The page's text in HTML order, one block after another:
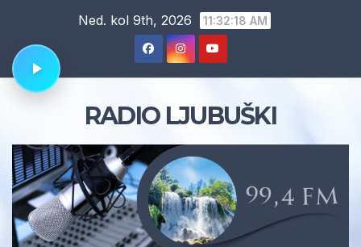
content
Ned. kol 9th, 2026 11:32:18 AM
RADIO LJUBUŠKI